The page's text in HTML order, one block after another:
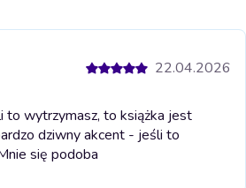
22.04.2026
to wytrzymasz, to książka jest
dziwny akcent - jeśli to
się podoba